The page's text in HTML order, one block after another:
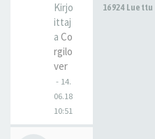
Kirjo
ittaj
a Co
rgilo
ver
- 14.
06.18
10:51
16924 Luettu